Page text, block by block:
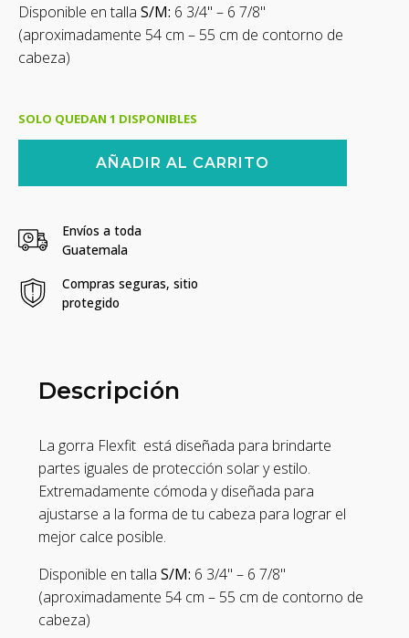
Disponible en talla S/M: 6 3/4" – 6 7/8"
(aproximadamente 54 cm – 55 cm de contorno de
cabeza)
SOLO QUEDAN 1 DISPONIBLES
Primitive
-
Unisex
AÑADIR AL CARRITO
Envíos a toda
Guatemala
Compras seguras, sitio
protegido
Descripción
La gorra Flexfit está diseñada para brindarte
partes iguales de protección solar y estilo.
Extremadamente cómoda y diseñada para
ajustarse a la forma de tu cabeza para lograr el
mejor calce posible.
Disponible en tallaS/M: 6 3/4" – 6 7/8"
(aproximadamente 54 cm – 55 cm de contorno de
cabeza)